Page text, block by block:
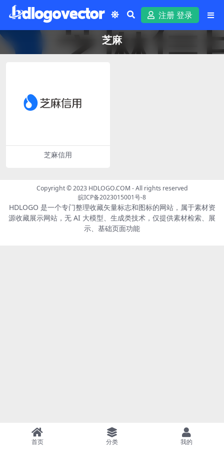
注册 登录
芝麻
芝麻信用
Copyright © 2023 HDLOGO.COM - All rights reserved
皖ICP备2023015001号-8
HDLOGO 是一个专门整理收藏矢量标志和图标的网站，属于素材资
源收藏展示网站，无 AI 大模型、生成类技术，仅提供素材检索、展
示、基础页面功能
首页 分类 我的